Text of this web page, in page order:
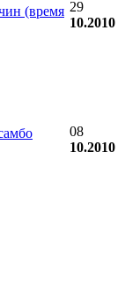
(время 29
10.2010
08
10.2010